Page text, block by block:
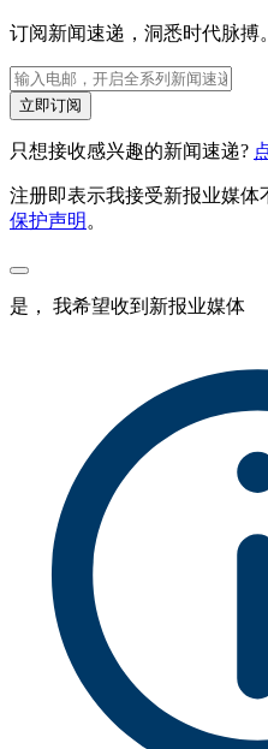
订阅新闻速递，洞悉时代脉搏。
立即订阅
只想接收感兴趣的新闻速递?
注册即表示我接受新报业媒体
保护声明 。
是， 我希望收到新报业媒体